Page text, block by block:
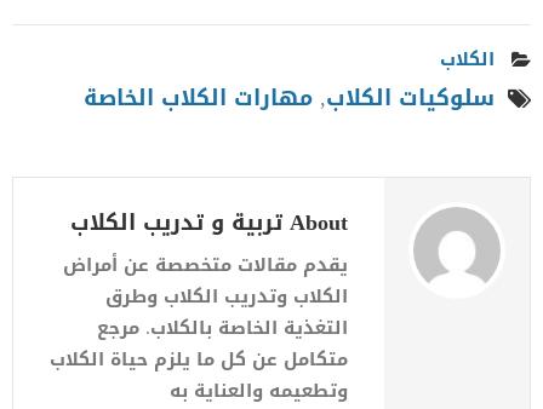
الكلاب
سلوكيات الكلاب,مهارات الكلاب الخاصة
About تربية و تدريب الكلاب
يقدم مقالات متخصصة عن أمراض
الكلاب وتدريب الكلاب وطرق
التغذية الخاصة بالكلاب. مرجع
متكامل عن كل ما يلزم حياة الكلاب
وتطعيمه والعناية به